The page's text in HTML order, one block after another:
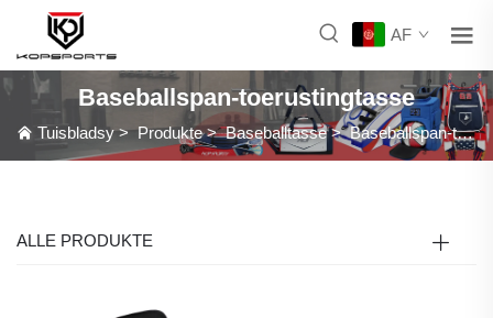
AF
Baseballspan-toerustingtasse
Tuisbladsy>Produkte>Baseballtasse>Baseballspan-toerustingtasse
ALLE PRODUKTE